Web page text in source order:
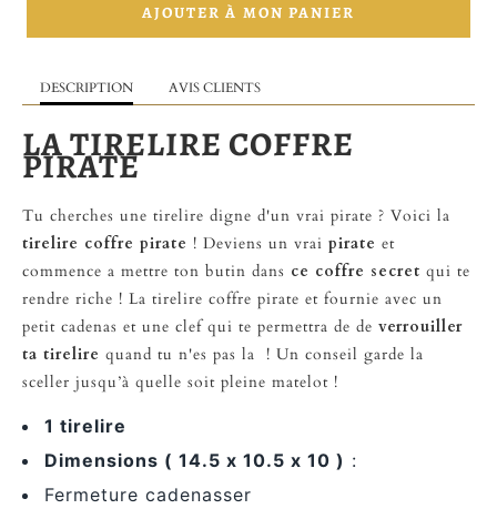
AJOUTER À MON PANIER
DESCRIPTION AVIS CLIENTS
LA TIRELIRE COFFRE
PIRATE
Tu cherches une tirelire digne d'un vrai pirate ? Voici la
tirelire coffre pirate ! Deviens un vrai pirate et
commence a mettre ton butin dans ce coffre secret qui te
rendre riche ! La tirelire coffre pirate et fournie avec un
petit cadenas et une clef qui te permettra de de verrouiller
ta tirelire quand tu n'es pas la ! Un conseil garde la
sceller jusqu’à quelle soit pleine matelot !
1 tirelire
Dimensions ( 14.5 x 10.5 x 10 ) :
Fermeture cadenasser